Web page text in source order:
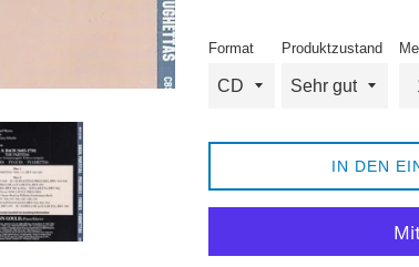
Format Produktzustand
IN DEN